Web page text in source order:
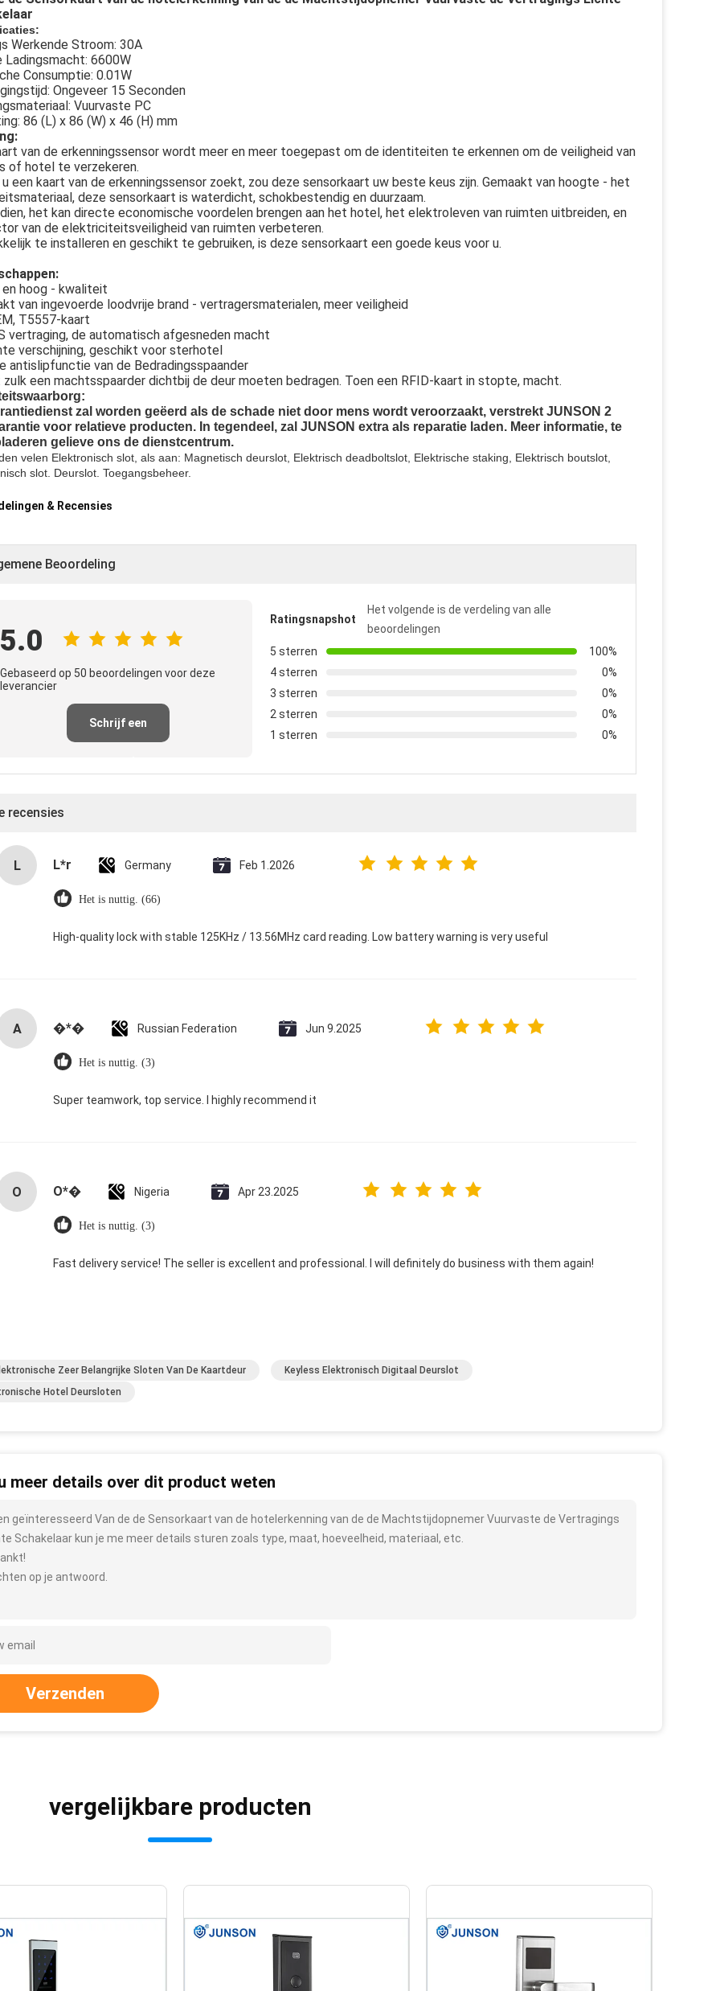
Werkende Stroom: 30A
Ladingsmacht: 6600W
Consumptie: 0.01W
Ongeveer 15 Seconden
Vuurvaste PC
86 (L) x 86 (W) x 46 (H) mm
van de erkenningssensor wordt meer en meer toegepast om de identiteiten te erkennen om de veiligheid van
of hotel te verzekeren.
een kaart van de erkenningssensor zoekt, zou deze sensorkaart uw beste keus zijn. Gemaakt van hoogte - het
deze sensorkaart is waterdicht, schokbestendig en duurzaam.
het kan directe economische voordelen brengen aan het hotel, het elektroleven van ruimten uitbreiden, en
van de elektriciteitsveiligheid van ruimten verbeteren.
te installeren en geschikt te gebruiken, is deze sensorkaart een goede keus voor u.
en hoog - kwaliteit
van ingevoerde loodvrije brand - vertragersmaterialen, meer veiligheid
T5557-kaart
vertraging, de automatisch afgesneden macht
verschijning, geschikt voor sterhotel
antislipfunctie van de Bedradingsspaander
zulk een machtsspaarder dichtbij de deur moeten bedragen. Toen een RFID-kaart in stopte, macht.
zal worden geëerd als de schade niet door mens wordt veroorzaakt, verstrekt JUNSON 2
voor relatieve producten. In tegendeel, zal JUNSON extra als reparatie laden. Meer informatie, te
gelieve ons de dienstcentrum.
velen Elektronisch slot, als aan: Magnetisch deurslot, Elektrisch deadboltslot, Elektrische staking, Elektrisch boutslot,
slot. Deurslot. Toegangsbeheer.
& Recensies
Beoordeling
5.0
Gebaseerd op 50 beoordelingen voor deze
leverancier
Schrijf een
Ratingsnapshot
Het volgende is de verdeling van alle
beoordelingen
5 sterren
100%
4 sterren
0%
3 sterren
0%
2 sterren
0%
1 sterren
0%
recensies
L L*r Germany Feb 1.2026
Het is nuttig. (66)
High-quality lock with stable 125KHz / 13.56MHz card reading. Low battery warning is very useful
А �*� Russian Federation Jun 9.2025
Het is nuttig. (3)
Super teamwork, top service. I highly recommend it
O O*� Nigeria Apr 23.2025
Het is nuttig. (3)
Fast delivery service! The seller is excellent and professional. I will definitely do business with them again!
Zeer Belangrijke Sloten Van De Kaartdeur
Keyless Elektronisch Digitaal Deurslot
Hotel Deursloten
meer details over dit product weten
geïnteresseerd Van de de Sensorkaart van de hotelerkenning van de de Machtstijdopnemer Vuurvaste de Vertragings
Schakelaar kun je me meer details sturen zoals type, maat, hoeveelheid, materiaal, etc.
op je antwoord.
Verzenden
vergelijkbare producten